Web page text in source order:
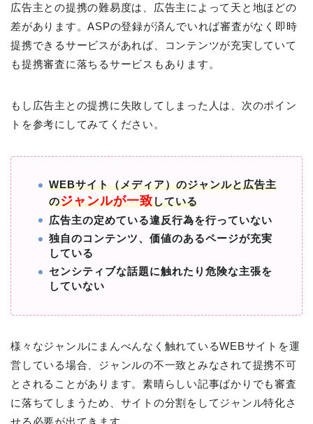
広告主との提携の難易度は、広告主によって天と地ほどの
差があります。ASPの登録が済んでいれば審査がなく即時
提携できるサービスがあれば、コンテンツが充実していて
も提携審査に落ちるサービスもあります。
もし広告主との提携に失敗してしまった人は、次のポイン
トを参考にしてみてください。
WEBサイト（メディア）のジャンルと広告主
のジャンルが一致している
広告主の定めている違反行為を行っていない
独自のコンテンツ、価値のあるページが充実
している
センシティブな話題に触れたり危険な主張を
していない
様々なジャンルにまんべんなく触れているWEBサイトを運
営している場合、ジャンルの不一致とみなされて提携不可
とされることがあります。素晴らしい記事ばかりでも審査
に落ちてしまうため、サイトの分割をしてジャンル特化さ